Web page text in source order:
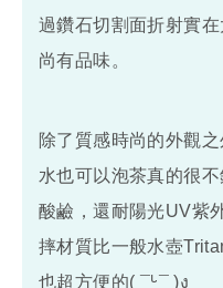
過鑽石切割面折射實
尚有品味。
除了質感時尚的外觀
水也可以泡茶真的很
酸鹼，還耐陽光UV紫
摔材質比一般水壺
也超方便的( ¯ᒡ̱¯ )ง